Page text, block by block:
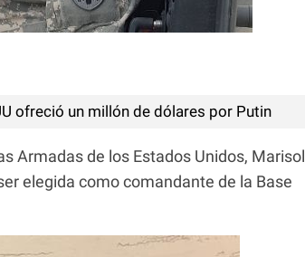
ofreció un millón de dólares por Putin
Armadas de los Estados Unidos, Marisol
elegida como comandante de la Base